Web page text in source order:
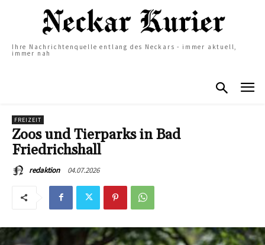
Ihre Nachrichtenquelle entlang des Neckars - immer aktuell,
immer nah
FREIZEIT
Zoos und Tierparks in Bad
Friedrichshall
redaktion 04.07.2026